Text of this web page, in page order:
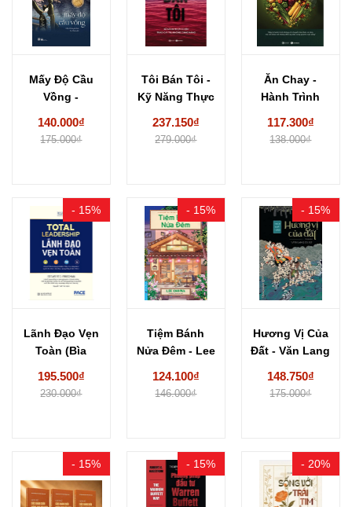
Mấy Độ Cầu
Vồng -
140.000₫
175.000₫
Tôi Bán Tôi -
Kỹ Năng Thực
237.150₫
279.000₫
Ăn Chay -
Hành Trình
117.300₫
138.000₫
- 15%
Lãnh Đạo Vẹn
Toàn (Bìa
195.500₫
230.000₫
- 15%
Tiệm Bánh
Nửa Đêm - Lee
124.100₫
146.000₫
- 15%
Hương Vị Của
Đất - Văn Lang
148.750₫
175.000₫
- 15% - 15% - 20%